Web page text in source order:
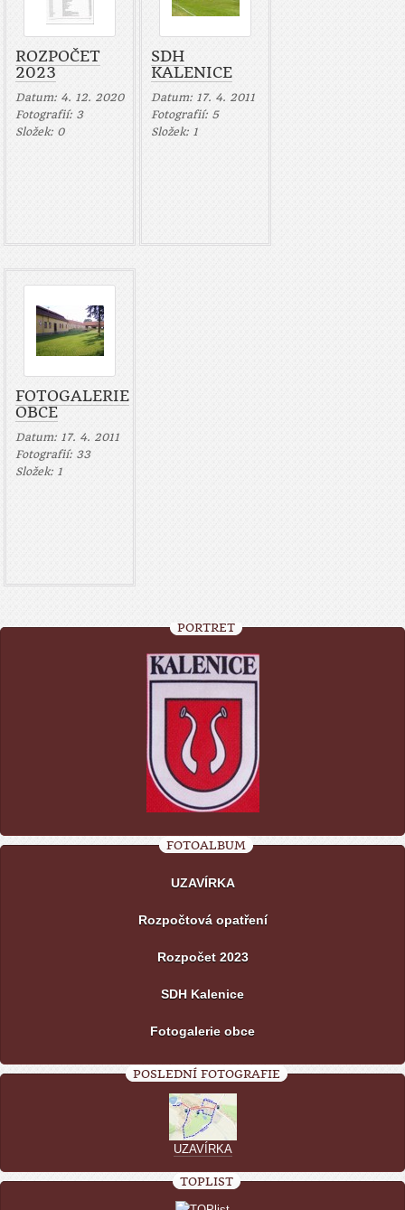
ROZPOČET
2023
Datum: 4. 12. 2020
Fotografií: 3
Složek: 0
SDH
KALENICE
Datum: 17. 4. 2011
Fotografií: 5
Složek: 1
FOTOGALERIE
OBCE
Datum: 17. 4. 2011
Fotografií: 33
Složek: 1
PORTRÉT
FOTOALBUM
UZAVÍRKA
Rozpočtová opatření
Rozpočet 2023
SDH Kalenice
Fotogalerie obce
POSLEDNÍ FOTOGRAFIE
UZAVÍRKA
TOPLIST